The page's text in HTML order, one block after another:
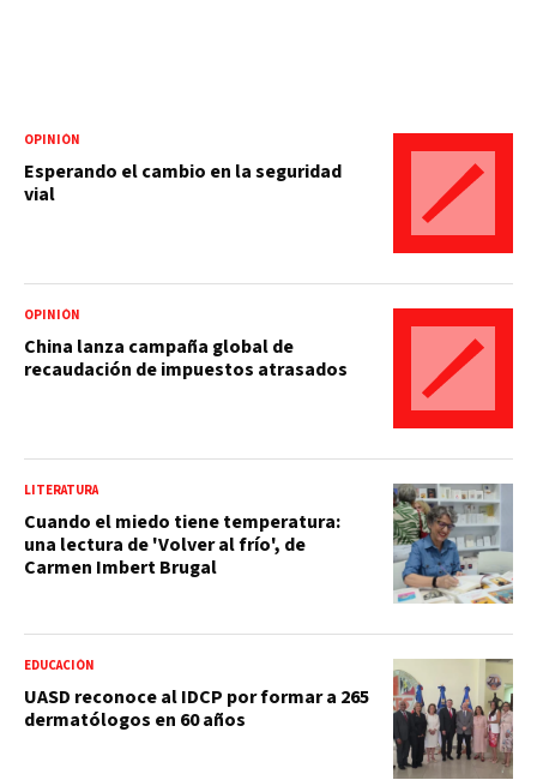
OPINIÓN
Esperando el cambio en la seguridad
vial
OPINIÓN
China lanza campaña global de
recaudación de impuestos atrasados
LITERATURA
Cuando el miedo tiene temperatura:
una lectura de 'Volver al frío', de
Carmen Imbert Brugal
EDUCACIÓN
UASD reconoce al IDCP por formar a 265
dermatólogos en 60 años